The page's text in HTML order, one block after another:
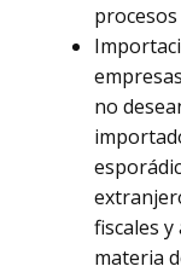
no
fiscales
materia